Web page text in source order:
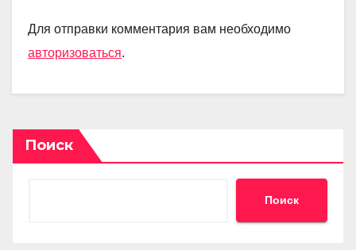
Для отправки комментария вам необходимо
авторизоваться.
Поиск
Поиск